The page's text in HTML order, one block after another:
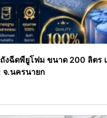
งฉีดพียูโฟม ขนาด 200 ลิตร
จ.นครนายก